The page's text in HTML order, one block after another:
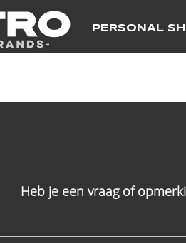
PERSONAL
Heb je een vraag of